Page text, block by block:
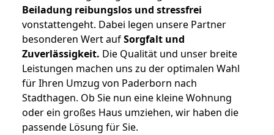
Beiladung reibungslos und stressfrei
vonstattengeht. Dabei legen unsere Partner
besonderen Wert aufSorgfalt und
Zuverlässigkeit. Die Qualität und unser breite
Leistungen machen uns zu der optimalen Wahl
für Ihren Umzug von Paderborn nach
Stadthagen. Ob Sie nun eine kleine Wohnung
oder ein großes Haus umziehen, wir haben die
passende Lösung für Sie.